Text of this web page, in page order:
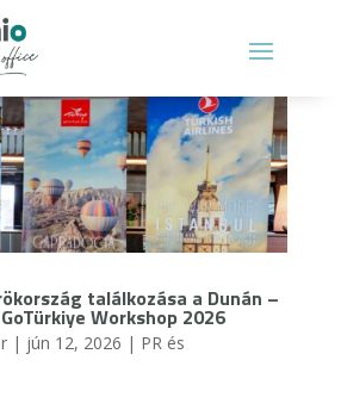
találkozása a Dunán –
Workshop 2026
| jún 12, 2026 | PR és